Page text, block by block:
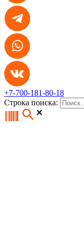
+7-700-181-80-18
Строка поиска: